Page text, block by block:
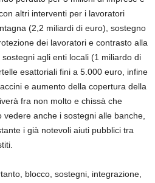
altri interventi per i lavoratori
(2,2 miliardi di euro), sostegno
dei lavoratori e contrasto alla
agli enti locali (1 miliardo di
esattoriali fini a 5.000 euro, infine
e aumento della copertura della
fra non molto e chissà che
anche i sostegni alle banche,
i già notevoli aiuti pubblici tra
blocco, sostegni, integrazione,